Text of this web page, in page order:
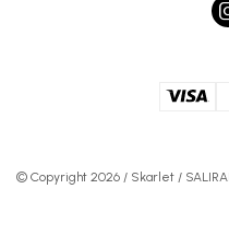
© Copyright 2026 / Skarlet / SALIRAL